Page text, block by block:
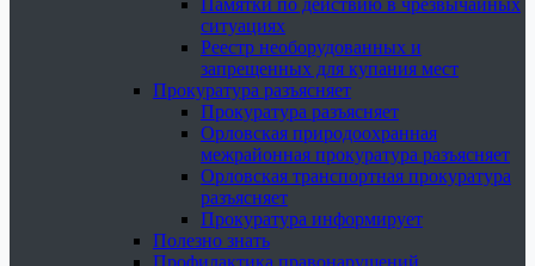
Памятки по действию в чрезвычайных
ситуациях
Реестр необорудованных и
запрещенных для купания мест
Прокуратура разъясняет
Прокуратура разъясняет
Орловская природоохранная
межрайонная прокуратура разъясняет
Орловская транспортная прокуратура
разъясняет
Прокуратура информирует
Полезно знать
Профилактика правонарушений